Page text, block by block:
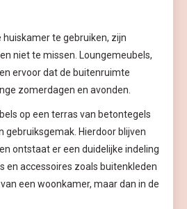
te gebruiken, zijn
niet te missen. Loungemeubels,
ervoor dat de buitenruimte
zomerdagen en avonden.
op een terras van betontegels
gebruiksgemak. Hierdoor blijven
ontstaat er een duidelijke indeling
en accessoires zoals buitenkleden
een woonkamer, maar dan in de